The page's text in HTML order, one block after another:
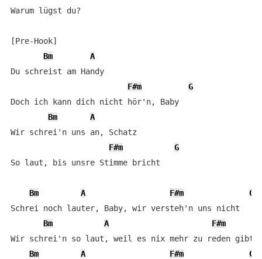
Warum lügst du?
[Pre-Hook]
Bm
A
Du schreist am Handy
F#m
G
Doch ich kann dich nicht hör'n, Baby
Bm
A
Wir schrei'n uns an, Schatz
F#m
G
So laut, bis unsre Stimme bricht
Bm A F#m
G
Schrei noch lauter, Baby, wir versteh'n uns nicht
Bm
A
F#m
Wir schrei'n so laut, weil es nix mehr zu reden gibt
Bm
A F#m
G